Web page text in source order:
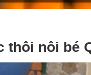
thôi nôi bé